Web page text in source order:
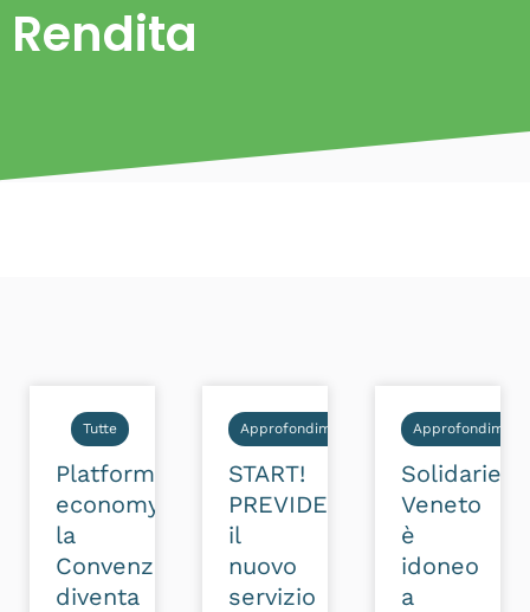
Rendita
Tutte
Platform
economy:
la
Convenzione
diventa
Approfondimenti
START!
PREVIDENZA:
il
nuovo
servizio
Approfondimenti
Solidarietà
Veneto
è
idoneo
a